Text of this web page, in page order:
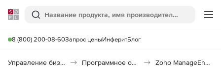
Softline
Поиск
8 (800) 200-08-60Запрос ценыИнферитБлог
Управление бизнесом, CRM/ERP Программное обеспечение для ведения дел Zoho ManageEngine Patch Manager Plus